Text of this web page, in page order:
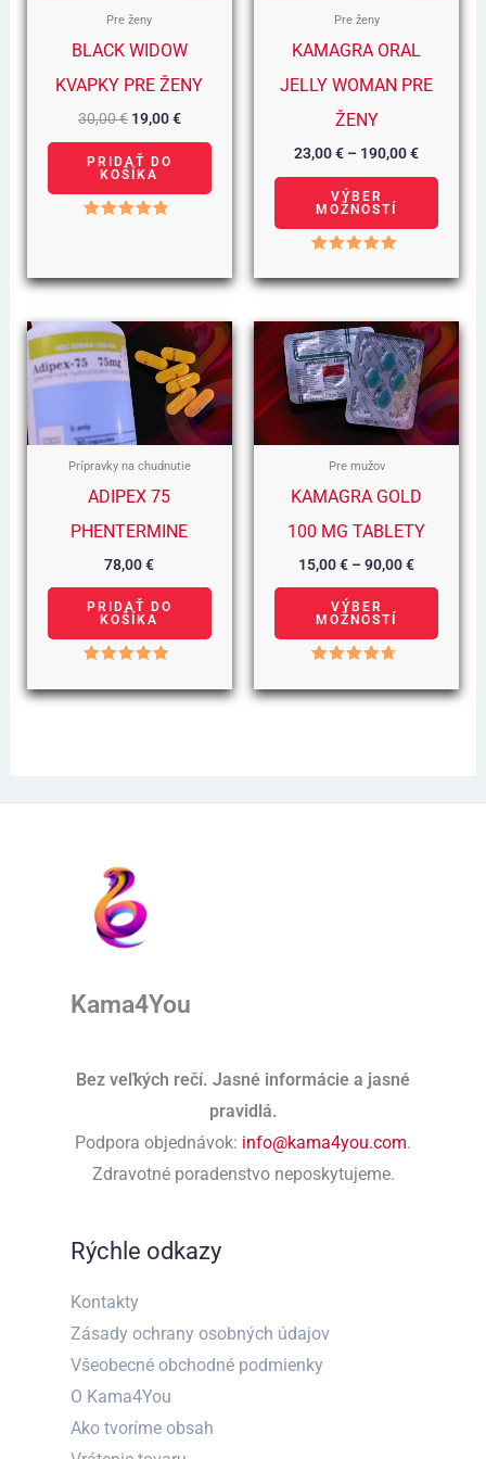
Pre ženy
BLACK WIDOW
KVAPKY PRE ŽENY
30,00€ 19,00€
PRIDAŤ DO
KOŠÍKA
Pre ženy
KAMAGRA ORAL
JELLY WOMAN PRE
ŽENY
23,00€ – 190,00€
VÝBER
MOŽNOSTÍ
5.00
z 5
Prípravky na chudnutie
ADIPEX 75
PHENTERMINE
78,00€
PRIDAŤ DO
KOŠÍKA
5.00
z 5
Pre mužov
KAMAGRA GOLD
100 MG TABLETY
15,00€ – 90,00€
Cenové
Rozpätie:
15,00 €
Až
90,00 €
VÝBER
MOŽNOSTÍ
Tento
má
vybrať
4.50
z 5
Kama4You
Bez veľkých rečí. Jasné informácie a jasné
pravidlá.
Podpora objednávok: info@kama4you.com.
Zdravotné poradenstvo neposkytujeme.
Rýchle odkazy
Kontakty
Zásady ochrany osobných údajov
Všeobecné obchodné podmienky
O Kama4You
Ako tvoríme obsah